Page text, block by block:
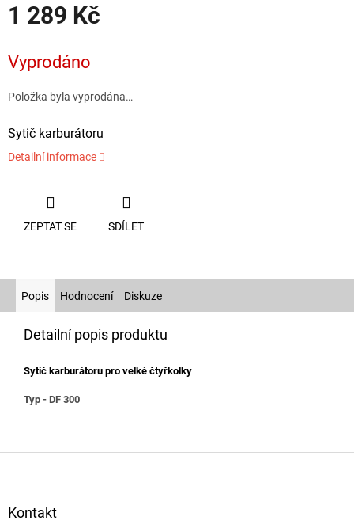
1 289 Kč
cena:
Vyprodáno
Položka byla vyprodána…
Sytič karburátoru
Detailní informace
ZEPTAT SE SDÍLET
Popis Hodnocení Diskuze
Detailní popis produktu
Sytič karburátoru pro velké čtyřkolky
Typ - DF 300
Kontakt